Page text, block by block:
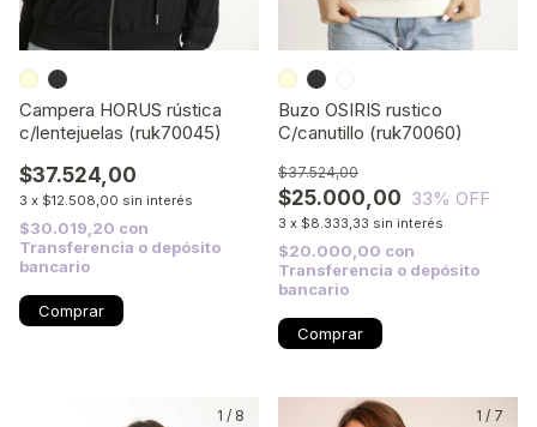
Campera HORUS rústica
c/lentejuelas (ruk70045)
$37.524,00
3 x $12.508,00 sin interés
$30.019,20 con
Transferencia o depósito
bancario
Comprar
Buzo OSIRIS rustico
C/canutillo (ruk70060)
$25.000,00
$37.524,00
33% OFF
3 x $8.333,33 sin interés
$20.000,00 con
Transferencia o depósito
bancario
Comprar
1 / 8 1 / 7